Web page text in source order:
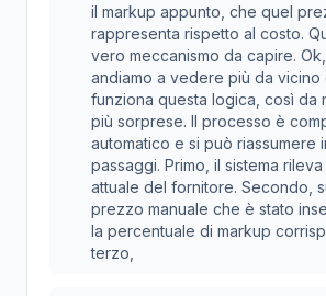
il markup appunto, che quel
rappresenta rispetto al costo.
vero meccanismo da capire.
andiamo a vedere più da vicino
funziona questa logica, così da
più sorprese. Il processo è
automatico e si può riassumere
passaggi. Primo, il sistema
attuale del fornitore. Secondo,
prezzo manuale che è stato
la percentuale di markup
terzo,